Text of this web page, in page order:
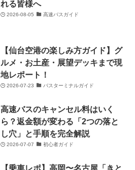
れる皆様へ
2026-08-05 高速バスガイド
【仙台空港の楽しみ方ガイド】グ
ルメ・お土産・展望デッキまで現
地レポート！
2026-07-23 バスターミナルガイド
高速バスのキャンセル料はいく
ら？返金額が変わる「2つの落と
し穴」と手順を完全解説
2026-07-07 初心者ガイド
【乗車レポ】高岡〜名古屋「きと